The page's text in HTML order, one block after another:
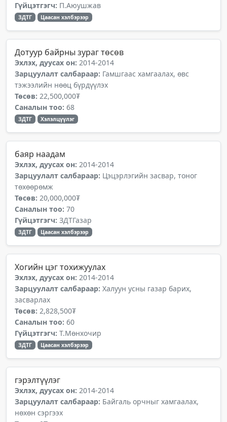
Гүйцэтгэгч: П.Аюушжав
ЗДТГ Цаасан хэлбэрээр
Дотуур байрны зураг төсөв
Эхлэх, дуусах он: 2014-2014
Зарцуулалт салбараар: Гамшгаас хамгаалах, өвс
тэжээлийн нөөц бүрдүүлэх
Төсөв: 22,500,000₮
Саналын тоо: 68
ЗДТГ Хэлэлцүүлэг
баяр наадам
Эхлэх, дуусах он: 2014-2014
Зарцуулалт салбараар: Цэцэрлэгийн засвар, тоног
төхөөрөмж
Төсөв: 20,000,000₮
Саналын тоо: 70
Гүйцэтгэгч: ЗДТГазар
ЗДТГ Цаасан хэлбэрээр
Хогийн цэг тохижуулах
Эхлэх, дуусах он: 2014-2014
Зарцуулалт салбараар: Халуун усны газар барих,
засварлах
Төсөв: 2,828,500₮
Саналын тоо: 60
Гүйцэтгэгч: Т.Мөнхочир
ЗДТГ Цаасан хэлбэрээр
гэрэлтүүлэг
Эхлэх, дуусах он: 2014-2014
Зарцуулалт салбараар: Байгаль орчныг хамгаалах,
нөхөн сэргээх